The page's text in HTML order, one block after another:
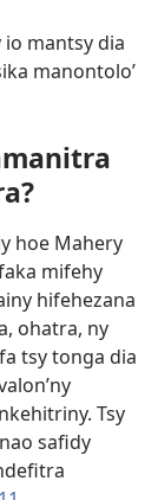
io mantsy dia
manontolo’
hoe Mahery
mifehy
hifehezana
ohatra, ny
tsy tonga dia
Tsy
safidy